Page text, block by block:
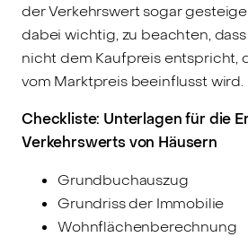
der Verkehrswert sogar
dabei wichtig, zu beachten,
nicht dem Kaufpreis entspricht,
vom Marktpreis beeinflusst wird.
Checkliste: Unterlagen für die
Verkehrswerts von Häusern
Grundbuchauszug
Grundriss der Immobilie
Wohnflächenberechnung